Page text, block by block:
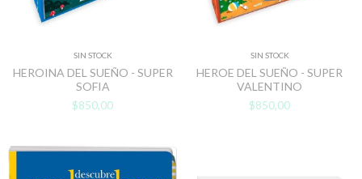
SIN STOCK
HEROINA DEL SUEÑO - SUPER
SOFIA
$850,00
SIN STOCK
HEROE DEL SUEÑO - SUPER
VALENTINO
$850,00